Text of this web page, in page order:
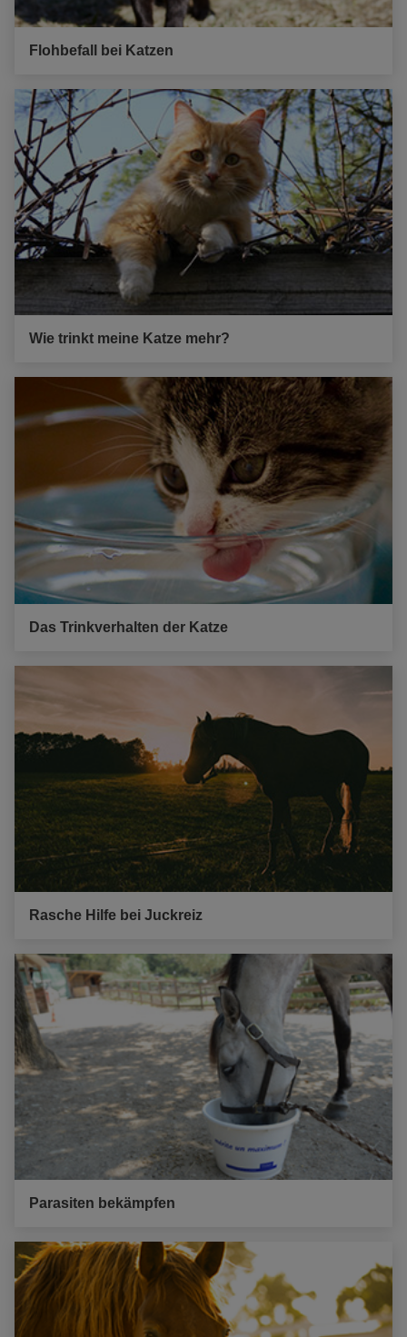
Flohbefall bei Katzen
Wie trinkt meine Katze mehr?
Das Trinkverhalten der Katze
Rasche Hilfe bei Juckreiz
Parasiten bekämpfen